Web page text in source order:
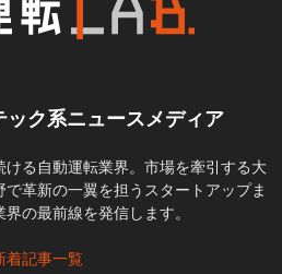
ック系ニュースメディア
る自動運転業界。市場を牽引する大
革新の一翼を担うスタートアップま
の最前線を発信します。
着記事一覧